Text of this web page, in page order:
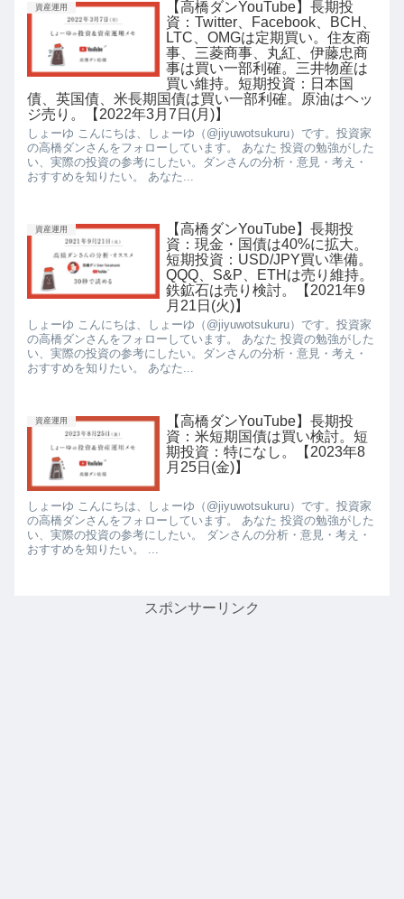
資産運用
【高橋ダンYouTube】長期投
資：Twitter、Facebook、BCH、
LTC、OMGは定期買い。住友商
事、三菱商事、丸紅、伊藤忠商
事は買い一部利確。三井物産は
買い維持。短期投資：日本国
債、英国債、米長期国債は買い一部利確。原油はヘッ
ジ売り。【2022年3月7日(月)】
しょーゆ こんにちは、しょーゆ（@jiyuwotsukuru）です。投資家
の高橋ダンさんをフォローしています。 あなた 投資の勉強がした
い、実際の投資の参考にしたい。ダンさんの分析・意見・考え・
おすすめを知りたい。 あなた...
資産運用
【高橋ダンYouTube】長期投
資：現金・国債は40%に拡大。
短期投資：USD/JPY買い準備。
QQQ、S&P、ETHは売り維持。
鉄鉱石は売り検討。【2021年9
月21日(火)】
しょーゆ こんにちは、しょーゆ（@jiyuwotsukuru）です。投資家
の高橋ダンさんをフォローしています。 あなた 投資の勉強がした
い、実際の投資の参考にしたい。ダンさんの分析・意見・考え・
おすすめを知りたい。 あなた...
資産運用
【高橋ダンYouTube】長期投
資：米短期国債は買い検討。短
期投資：特になし。【2023年8
月25日(金)】
しょーゆ こんにちは、しょーゆ（@jiyuwotsukuru）です。投資家
の高橋ダンさんをフォローしています。 あなた 投資の勉強がした
い、実際の投資の参考にしたい。 ダンさんの分析・意見・考え・
おすすめを知りたい。 ...
スポンサーリンク